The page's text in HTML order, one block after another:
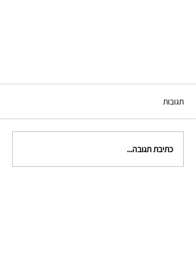
תגובות
כתיבת תגובה...